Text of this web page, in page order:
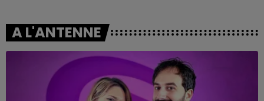
A L'ANTENNE